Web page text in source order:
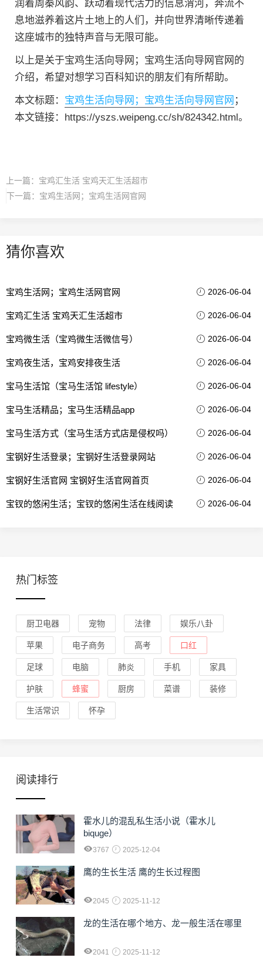
润着周秦风韵、跃动着现代活力的信息渭河，奔流不
息地滋养着这片土地上的人们，并向世界清晰传递着
这座城市的独特声音与无限可能。
以上是关于宝鸡生活向导网；宝鸡生活向导网官网的
介绍，希望对想学习百科知识的朋友们有所帮助。
本文标题： 宝鸡生活向导网；宝鸡生活向导网官网 ；
本文链接：https://yszs.weipeng.cc/sh/824342.html。
上一篇： 宝鸡汇生活 宝鸡天汇生活超市
下一篇： 宝鸡生活网；宝鸡生活网官网
猜你喜欢
宝鸡生活网；宝鸡生活网官网 2026-06-04
宝鸡汇生活 宝鸡天汇生活超市 2026-06-04
宝鸡微生活（宝鸡微生活微信号） 2026-06-04
宝鸡夜生活，宝鸡安排夜生活 2026-06-04
宝马生活馆（宝马生活馆 lifestyle） 2026-06-04
宝马生活精品；宝马生活精品app 2026-06-04
宝马生活方式（宝马生活方式店是侵权吗） 2026-06-04
宝钢好生活登录；宝钢好生活登录网站 2026-06-04
宝钢好生活官网 宝钢好生活官网首页 2026-06-04
宝钗的悠闲生活；宝钗的悠闲生活在线阅读 2026-06-04
热门标签
厨卫电器 宠物 法律 娱乐八卦
苹果 电子商务 高考 口红
足球 电脑 肺炎 手机 家具
护肤 蜂蜜 厨房 菜谱 装修
生活常识 怀孕
阅读排行
霍水儿的混乱私生活小说（霍水儿
biquge）
3767 2025-12-04
鹰的生长生活 鹰的生长过程图
2045 2025-11-12
龙的生活在哪个地方、龙一般生活在哪里
2041 2025-11-12